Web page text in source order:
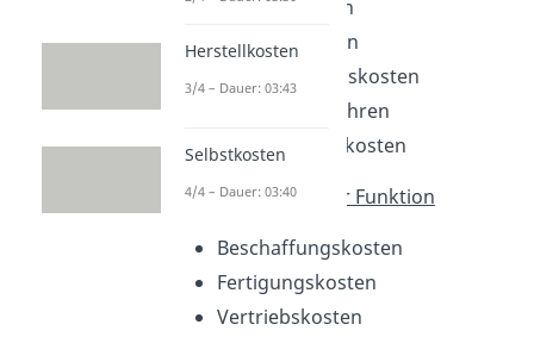
Materialkosten
Personalkosten
Dienstleistungskosten
Steuern, Gebühren
Betriebsmittelkosten
Nach betrieblicher Funktion
Beschaffungskosten
Fertigungskosten
Vertriebskosten
Herstellkosten
3/4 – Dauer: 03:43
Selbstkosten
4/4 – Dauer: 03:40